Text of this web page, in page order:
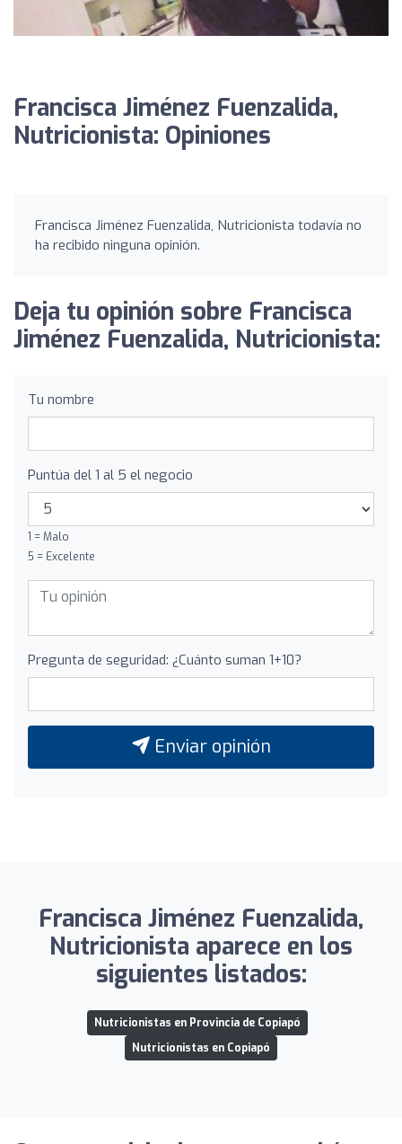
Francisca Jiménez Fuenzalida,
Nutricionista: Opiniones
Francisca Jiménez Fuenzalida, Nutricionista todavía no
ha recibido ninguna opinión.
Deja tu opinión sobre Francisca
Jiménez Fuenzalida, Nutricionista:
Tu nombre
Puntúa del 1 al 5 el negocio
1 = Malo
5 = Excelente
Pregunta de seguridad: ¿Cuánto suman 1+10?
Enviar opinión
Francisca Jiménez Fuenzalida,
Nutricionista aparece en los
siguientes listados:
Nutricionistas en Provincia de Copiapó
Nutricionistas en Copiapó